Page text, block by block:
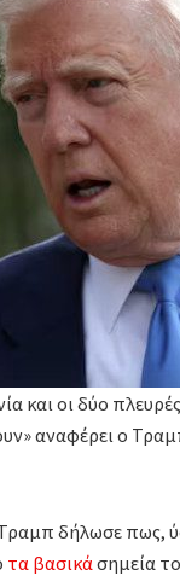
και οι δύο
αναφέρει ο
δήλωσε πως,
τα βασικά σημεία